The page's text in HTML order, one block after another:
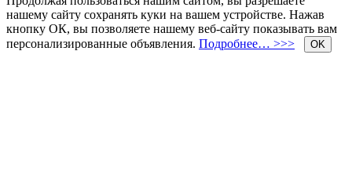
нашему сайту сохранять куки на вашем устройстве. Нажав
кнопку ОК, вы позволяете нашему веб-сайту показывать вам
персонализированные объявления. Подробнее… >>> OK